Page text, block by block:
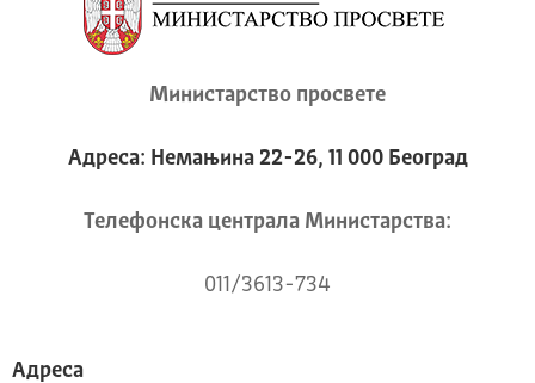
Министарство просвете
Адреса: Немањина 22-26, 11 000 Београд
Телeфонска централа Mинистарства:
011/3613-734
Адреса